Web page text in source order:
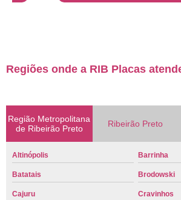
Regiões onde a RIB Placas
Região Metropolitana
de Ribeirão Preto
Ribeirão Preto
Altinópolis Barrinha
Batatais Brodowski
Cajuru Cravinhos